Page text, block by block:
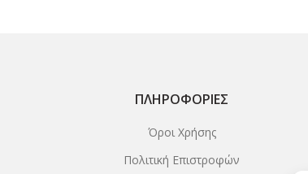
ΠΛΗΡΟΦΟΡΊΕΣ
Όροι Χρήσης
Πολιτική Επιστροφών